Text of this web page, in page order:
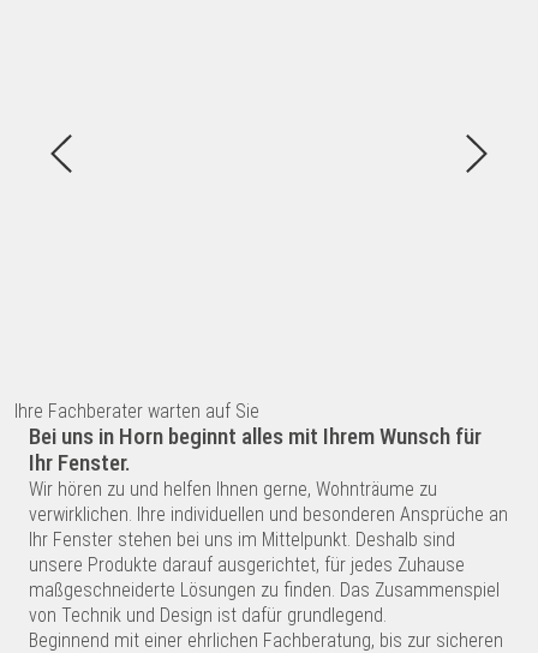
Bei uns in Horn beginnt alles mit Ihrem Wunsch für
Ihr Fenster.
Wir hören zu und helfen Ihnen gerne, Wohnträume zu
verwirklichen. Ihre individuellen und besonderen Ansprüche an
Ihr Fenster stehen bei uns im Mittelpunkt. Deshalb sind
unsere Produkte darauf ausgerichtet, für jedes Zuhause
maßgeschneiderte Lösungen zu finden. Das Zusammenspiel
von Technik und Design ist dafür grundlegend.
Beginnend mit einer ehrlichen Fachberatung, bis zur sicheren
Ihre Fachberater warten auf Sie